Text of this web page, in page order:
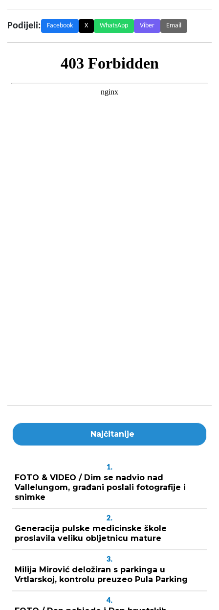
Podijeli: Facebook X WhatsApp Viber Email
Najčitanije
1.
FOTO & VIDEO / Dim se nadvio nad
Vallelungom, građani poslali fotografije i
snimke
2.
Generacija pulske medicinske škole
proslavila veliku obljetnicu mature
3.
Milija Mirović deložiran s parkinga u
Vrtlarskoj, kontrolu preuzeo Pula Parking
4.